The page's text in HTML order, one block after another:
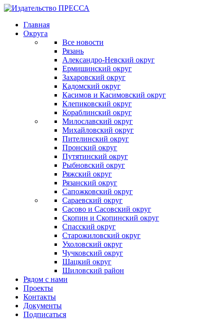
Главная
Округа
Все новости
Рязань
Александро-Невский округ
Ермишинский округ
Захаровский округ
Кадомский округ
Касимов и Касимовский округ
Клепиковский округ
Кораблинский округ
Милославский округ
Михайловский округ
Пителинский округ
Пронский округ
Путятинский округ
Рыбновский округ
Ряжский округ
Рязанский округ
Сапожковский округ
Сараевский округ
Сасово и Сасовский округ
Скопин и Скопинский округ
Спасский округ
Старожиловский округ
Ухоловский округ
Чучковский округ
Шацкий округ
Шиловский район
Рядом с нами
Проекты
Контакты
Документы
Подписаться